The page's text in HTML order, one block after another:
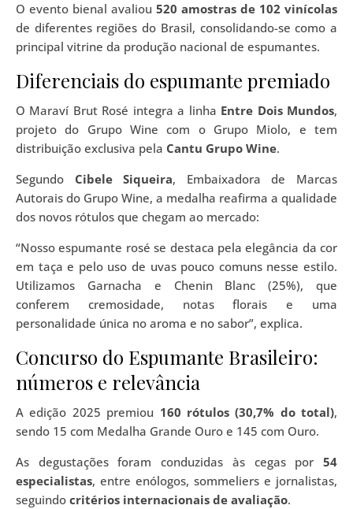
O evento bienal avaliou 520 amostras de 102 vinícolas
de diferentes regiões do Brasil, consolidando-se como a
principal vitrine da produção nacional de espumantes.
Diferenciais do espumante premiado
O Maraví Brut Rosé integra a linha Entre Dois Mundos,
projeto do Grupo Wine com o Grupo Miolo, e tem
distribuição exclusiva pela Cantu Grupo Wine.
Segundo Cibele Siqueira, Embaixadora de Marcas
Autorais do Grupo Wine, a medalha reafirma a qualidade
dos novos rótulos que chegam ao mercado:
“Nosso espumante rosé se destaca pela elegância da cor
em taça e pelo uso de uvas pouco comuns nesse estilo.
Utilizamos Garnacha e Chenin Blanc (25%), que
conferem cremosidade, notas florais e uma
personalidade única no aroma e no sabor”, explica.
Concurso do Espumante Brasileiro:
números e relevância
A edição 2025 premiou 160 rótulos (30,7% do total),
sendo 15 com Medalha Grande Ouro e 145 com Ouro.
As degustações foram conduzidas às cegas por 54
especialistas, entre enólogos, sommeliers e jornalistas,
seguindo critérios internacionais de avaliação.